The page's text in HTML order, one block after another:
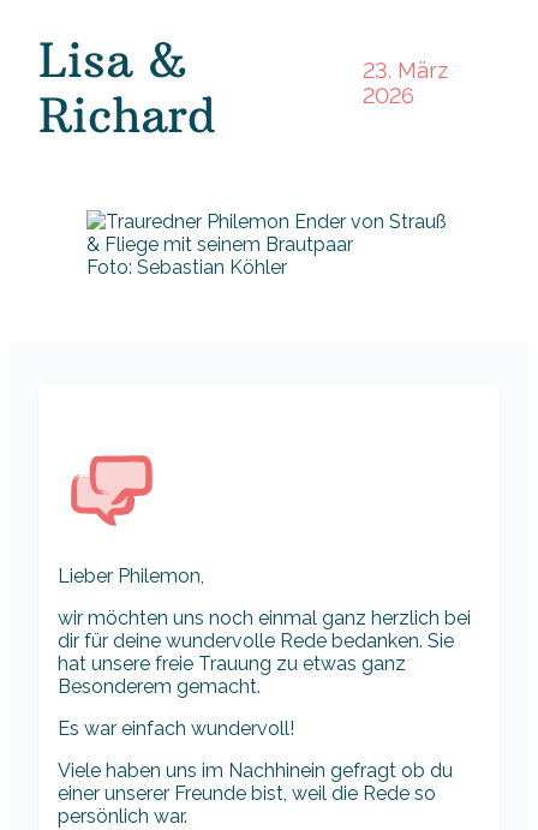
Lisa &
Richard
23. März
2026
Foto: Sebastian Köhler
Lieber Philemon,
wir möchten uns noch einmal ganz herzlich bei
dir für deine wundervolle Rede bedanken. Sie
hat unsere freie Trauung zu etwas ganz
Besonderem gemacht.
Es war einfach wundervoll!
Viele haben uns im Nachhinein gefragt ob du
einer unserer Freunde bist, weil die Rede so
persönlich war.